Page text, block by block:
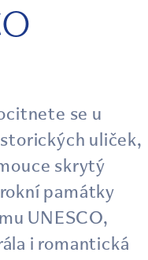
se u
uliček,
skrytý
památky
UNESCO,
i romantická